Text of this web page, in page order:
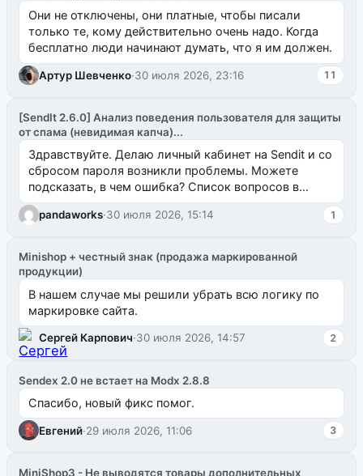
Они не отключены, они платные, чтобы писали
только те, кому действительно очень надо. Когда
бесплатно люди начинают думать, что я им должен.
Артур Шевченко·30 июля 2026, 23:16 11
[SendIt 2.6.0] Анализ поведения пользователя для защиты
от спама (невидимая капча)...
Здравствуйте. Делаю личный кабинет на Sendit и со
сбросом пароля возникли проблемы. Можете
подсказать, в чем ошибка? Список вопросов в
одноименном разделе на modx.pro пока пуст, и,...
pandaworks·30 июля 2026, 15:14 1
Minishop + честный знак (продажа маркированной
продукции)
В нашем случае мы решили убрать всю логику по
маркировке сайта.
Сергей Карпович·30 июля 2026, 14:57 2
Sendex 2.0 не встает на Modx 2.8.8
Спасибо, новый фикс помог.
Евгений·29 июля 2026, 11:06 3
MiniShop3 - Не выводятся товары дополнительных